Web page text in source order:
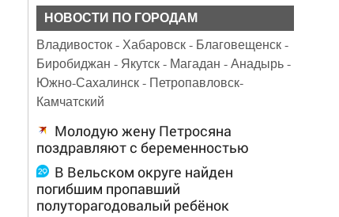
НОВОСТИ ПО ГОРОДАМ
Владивосток-Хабаровск- Благовещенск-
Биробиджан - Якутск- Магадан -Анадырь-
Южно-Сахалинск- Петропавловск-
Камчатский
Молодую жену Петросяна
поздравляют с беременностью
В Вельском округе найден
погибшим пропавший
полуторагодовалый ребёнок